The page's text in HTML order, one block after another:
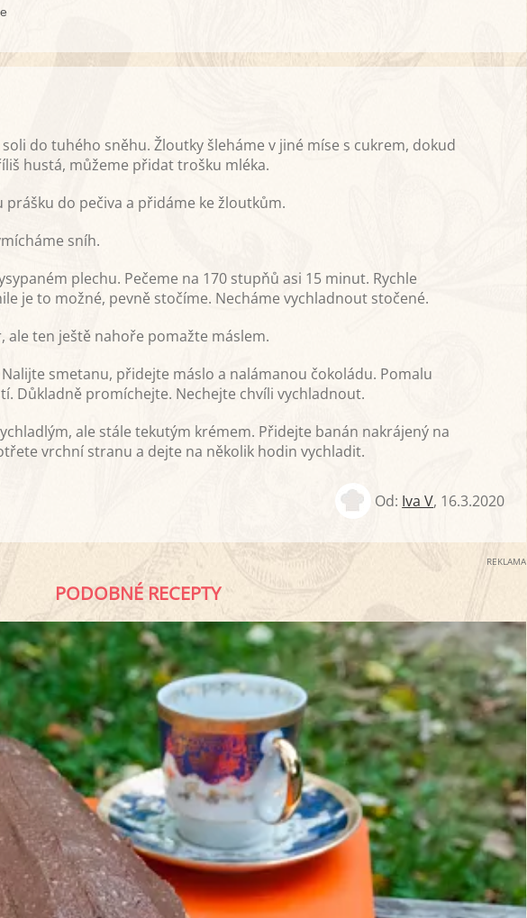
do tuhého sněhu. Žloutky šleháme v jiné míse s cukrem, dokud
hustá, můžeme přidat trošku mléka.
do pečiva a přidáme ke žloutkům.
sníh.
plechu. Pečeme na 170 stupňů asi 15 minut. Rychle
je to možné, pevně stočíme. Necháme vychladnout stočené.
ale ten ještě nahoře pomažte máslem.
smetanu, přidejte máslo a nalámanou čokoládu. Pomalu
Důkladně promíchejte. Nechejte chvíli vychladnout.
ale stále tekutým krémem. Přidejte banán nakrájený na
vrchní stranu a dejte na několik hodin vychladit.
Od: Iva V, 16.3.2020
REKLAMA
PODOBNÉ RECEPTY